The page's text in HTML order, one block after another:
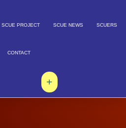
SCUE PROJECT SCUE NEWS SCUERS
CONTACT